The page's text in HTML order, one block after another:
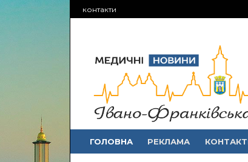
контакти
ГОЛОВНА РЕКЛАМА